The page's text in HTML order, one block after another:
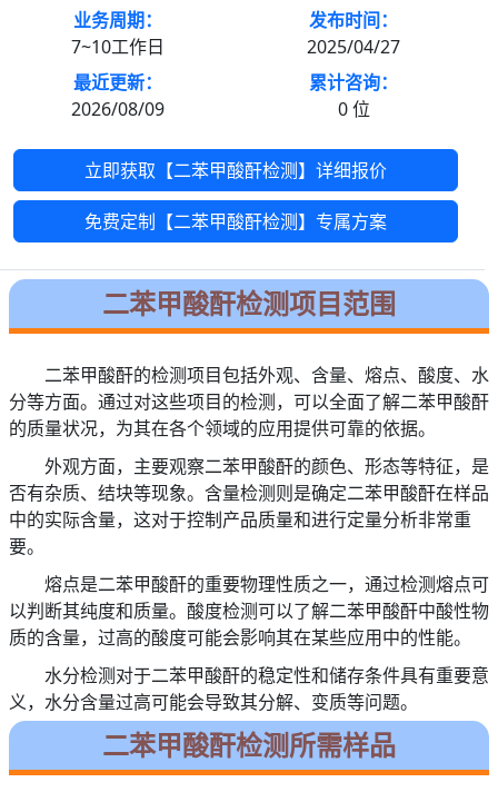
业务周期：
7~10工作日
发布时间：
2025/04/27
最近更新：
2026/08/09
累计咨询：
0位
立即获取【二苯甲酸酐检测】详细报价
免费定制【二苯甲酸酐检测】专属方案
二苯甲酸酐检测项目范围
二苯甲酸酐的检测项目包括外观、含量、熔点、酸度、水
分等方面。通过对这些项目的检测，可以全面了解二苯甲酸酐
的质量状况，为其在各个领域的应用提供可靠的依据。
外观方面，主要观察二苯甲酸酐的颜色、形态等特征，是
否有杂质、结块等现象。含量检测则是确定二苯甲酸酐在样品
中的实际含量，这对于控制产品质量和进行定量分析非常重
要。
熔点是二苯甲酸酐的重要物理性质之一，通过检测熔点可
以判断其纯度和质量。酸度检测可以了解二苯甲酸酐中酸性物
质的含量，过高的酸度可能会影响其在某些应用中的性能。
水分检测对于二苯甲酸酐的稳定性和储存条件具有重要意
义，水分含量过高可能会导致其分解、变质等问题。
二苯甲酸酐检测所需样品